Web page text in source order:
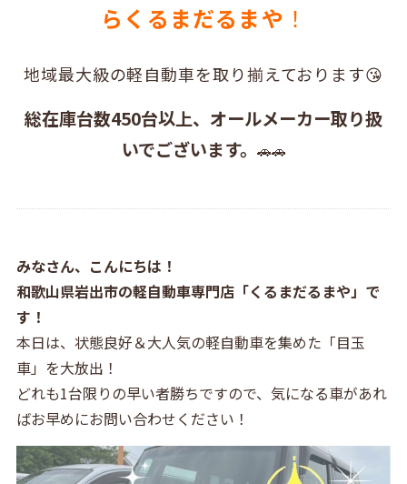
らくるまだるまや ！
地域最大級の軽自動車を取り揃えております😘
総在庫台数450台以上、オールメーカー取り扱
いでございます。 🚗🚗
みなさん、こんにちは！
和歌山県岩出市の軽自動車専門店「くるまだるまや」で
す！
本日は、状態良好＆大人気の軽自動車を集めた「目玉
車」を大放出！
どれも1台限りの早い者勝ちですので、気になる車があれ
ばお早めにお問い合わせください！